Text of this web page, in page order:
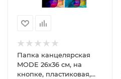
Папка канцелярская
MODE 26х36 см, на
кнопке, пластиковая,